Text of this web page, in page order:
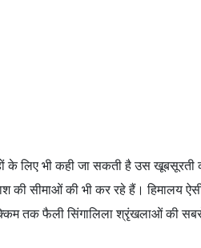
के लिए भी कही जा सकती है उस खूबसूरती
की सीमाओं की भी कर रहे हैं। हिमालय
तक फैली सिंगालिला श्रृंखलाओं की